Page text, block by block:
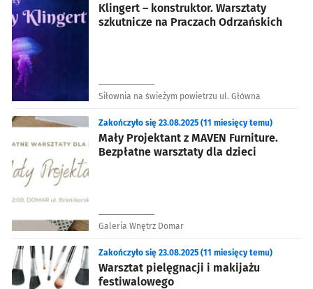
Klingert – konstruktor. Warsztaty
szkutnicze na Praczach Odrzańskich
Siłownia na świeżym powietrzu ul. Główna
Mały Projektant z MAVEN Furniture.
Bezpłatne warsztaty dla dzieci
Zakończyło się 23.08.2025 (11 miesięcy temu)
Galeria Wnętrz Domar
Warsztat pielęgnacji i makijażu
festiwalowego
Zakończyło się 23.08.2025 (11 miesięcy temu)